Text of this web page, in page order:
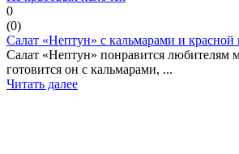
0
(0)
Салат «Нептун» с кальмарами и красной
Салат «Нептун» понравится любителям
готовится он с кальмарами, ...
Читать далее